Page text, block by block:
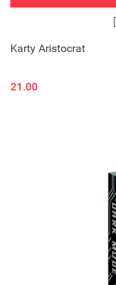
Karty Aristocrat
21.00